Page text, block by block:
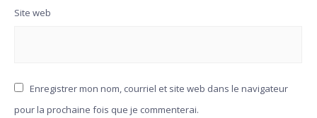
Site web
Enregistrer mon nom, courriel et site web dans le navigateur
pour la prochaine fois que je commenterai.